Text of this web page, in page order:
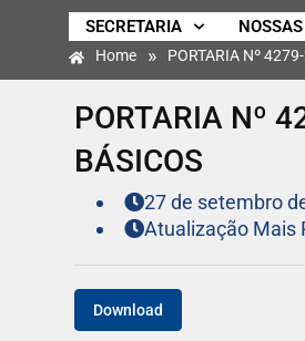
SECRETARIA
Home » PORTARIA Nº
PORTARIA Nº
BÁSICOS
27 de setembro
Atualização Mais
Download